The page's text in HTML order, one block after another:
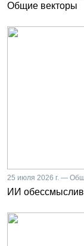
Общие векторы
25 июля 2026 г. —
ИИ